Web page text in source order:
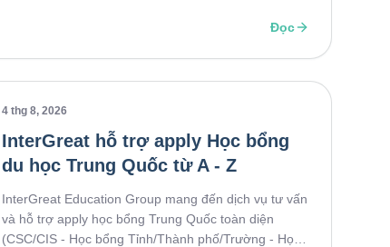
ước của đông đảo sinh viên trong nước và quốc tế.
Đọc
4 thg 8, 2026
InterGreat hỗ trợ apply Học bổng
du học Trung Quốc từ A - Z
InterGreat Education Group mang đến dịch vụ tư vấn
và hỗ trợ apply học bổng Trung Quốc toàn diện
(CSC/CIS - Học bổng Tỉnh/Thành phố/Trường - Học